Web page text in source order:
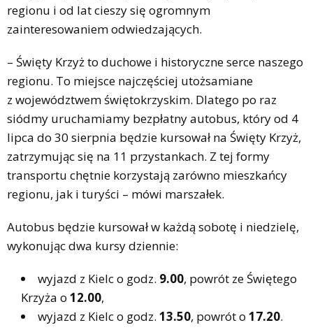
regionu i od lat cieszy się ogromnym
zainteresowaniem odwiedzających.
– Święty Krzyż to duchowe i historyczne serce naszego
regionu. To miejsce najczęściej utożsamiane
z województwem świętokrzyskim. Dlatego po raz
siódmy uruchamiamy bezpłatny autobus, który od 4
lipca do 30 sierpnia będzie kursował na Święty Krzyż,
zatrzymując się na 11 przystankach. Z tej formy
transportu chętnie korzystają zarówno mieszkańcy
regionu, jak i turyści – mówi marszałek.
Autobus będzie kursował w każdą sobotę i niedzielę,
wykonując dwa kursy dziennie:
wyjazd z Kielc o godz. 9.00, powrót ze Świętego
Krzyża o 12.00,
wyjazd z Kielc o godz. 13.50, powrót o 17.20.